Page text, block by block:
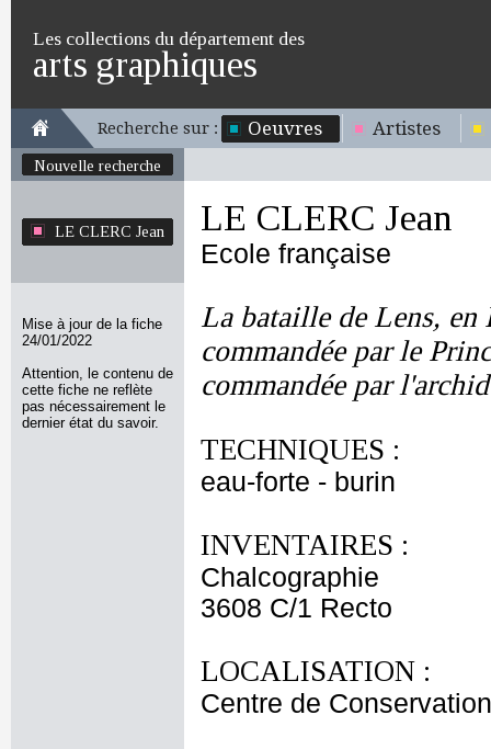
Les collections du département des
arts graphiques
Recherche sur : Oeuvres Artistes
Nouvelle recherche
LE CLERC Jean
Mise à jour de la fiche
24/01/2022
Attention, le contenu de
cette fiche ne reflète
pas nécessairement le
dernier état du savoir.
LE CLERC Jean
Ecole française
La bataille de Lens, en
commandée par le
commandée par
TECHNIQUES :
eau-forte - burin
INVENTAIRES :
Chalcographie
3608 C/1 Recto
LOCALISATION :
Centre de